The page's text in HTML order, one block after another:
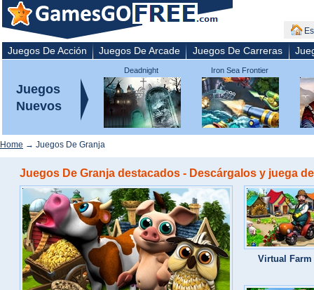
Juegos De Acción Juegos De Arcade Juegos De Carreras
Juegos
Nuevos
Deadnight
Iron Sea Frontier
Defenders
Home → Juegos De Granja
Juegos De Granja destacados - Descárgalos y juega
Virtual Farm